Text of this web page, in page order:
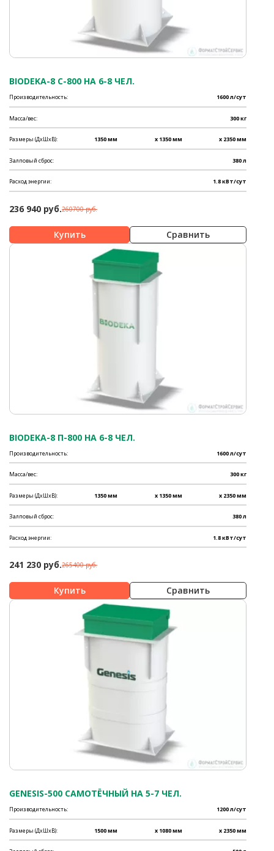
BIODEKA-8 C-800 НА 6-8 ЧЕЛ.
Производительность: 1600 л/сут
Масса/вес: 300 кг
Размеры (ДхШхВ): 1350 мм x 1350 мм x 2350 мм
Залповый сброс: 380 л
Расход энергии: 1.8 кВт/сут
236 940 руб.260700 руб.
Сравнить
BIODEKA-8 П-800 НА 6-8 ЧЕЛ.
Производительность: 1600 л/сут
Масса/вес: 300 кг
Размеры (ДхШхВ): 1350 мм x 1350 мм x 2350 мм
Залповый сброс: 380 л
Расход энергии: 1.8 кВт/сут
241 230 руб.265400 руб.
Сравнить
GENESIS-500 САМОТЁЧНЫЙ НА 5-7 ЧЕЛ.
Производительность: 1200 л/сут
Размеры (ДхШхВ): 1500 мм x 1080 мм x 2350 мм